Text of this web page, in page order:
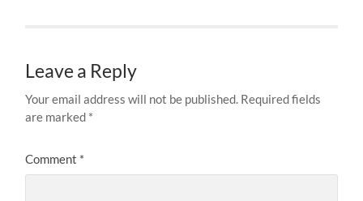
Leave a Reply
Your email address will not be published. Required fields
are marked *
Comment *